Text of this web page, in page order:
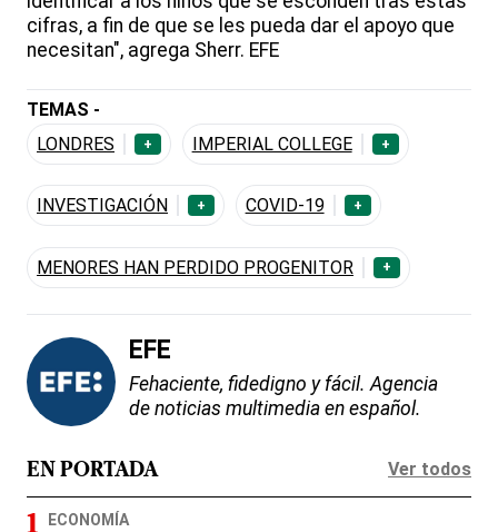
cifras, a fin de que se les pueda dar el apoyo que
necesitan", agrega Sherr. EFE
TEMAS -
LONDRES
+ IMPERIAL COLLEGE +
INVESTIGACIÓN + COVID-19 +
MENORES HAN PERDIDO PROGENITOR +
EFE
Fehaciente, fidedigno y fácil. Agencia
de noticias multimedia en español.
EN PORTADA Ver todos
ECONOMÍA